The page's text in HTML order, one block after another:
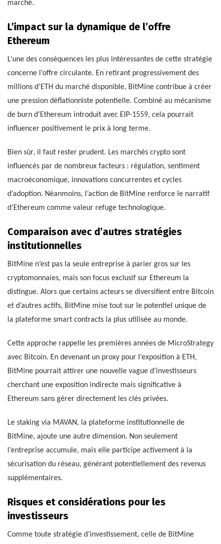
marché.
L’impact sur la dynamique de l’offre
Ethereum
L’une des conséquences les plus intéressantes de cette stratégie
concerne l’offre circulante. En retirant progressivement des
millions d’ETH du marché disponible, BitMine contribue à créer
une pression déflationniste potentielle. Combiné au mécanisme
de burn d’Ethereum introduit avec EIP-1559, cela pourrait
influencer positivement le prix à long terme.
Bien sûr, il faut rester prudent. Les marchés crypto sont
influencés par de nombreux facteurs : régulation, sentiment
macroéconomique, innovations concurrentes et cycles
d’adoption. Néanmoins, l’action de BitMine renforce le narratif
d’Ethereum comme valeur refuge technologique.
Comparaison avec d’autres stratégies
institutionnelles
BitMine n’est pas la seule entreprise à parier gros sur les
cryptomonnaies, mais son focus exclusif sur Ethereum la
distingue. Alors que certains acteurs se diversifient entre Bitcoin
et d’autres actifs, BitMine mise tout sur le potentiel unique de
la plateforme smart contracts la plus utilisée au monde.
Cette approche rappelle les premières années de MicroStrategy
avec Bitcoin. En devenant un proxy pour l’exposition à ETH,
BitMine pourrait attirer une nouvelle vague d’investisseurs
cherchant une exposition indirecte mais significative à
Ethereum sans gérer directement les clés privées.
Le staking via MAVAN, la plateforme institutionnelle de
BitMine, ajoute une autre dimension. Non seulement
l’entreprise accumule, mais elle participe activement à la
sécurisation du réseau, générant potentiellement des revenus
supplémentaires.
Risques et considérations pour les
investisseurs
Comme toute stratégie d’investissement, celle de BitMine